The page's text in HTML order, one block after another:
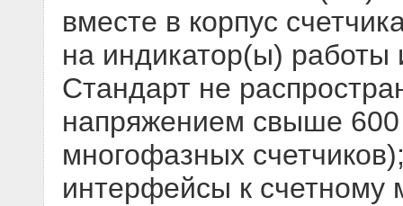
вместе в корпус
на индикатор(ы)
Стандарт не
напряжением свыше
многофазных
интерфейсы к счетному